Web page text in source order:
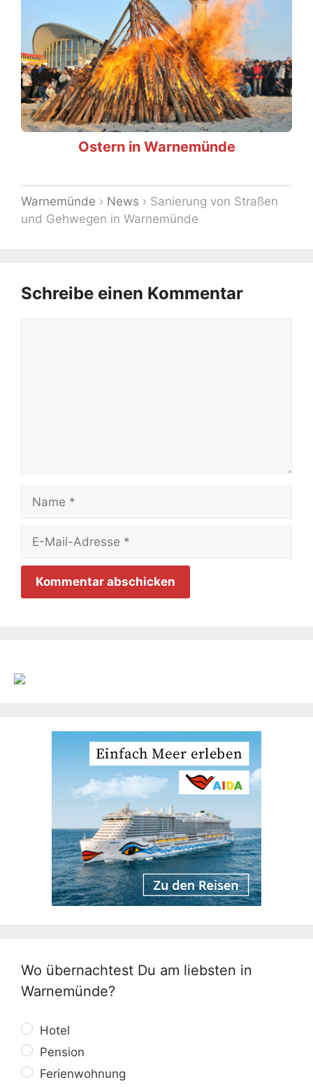
Ostern in Warnemünde
Warnemünde › News › Sanierung von Straßen
und Gehwegen in Warnemünde
Schreibe einen Kommentar
Mail-
Adresse
Wo übernachtest Du am liebsten in
Warnemünde?
Hotel
Pension
Ferienwohnung